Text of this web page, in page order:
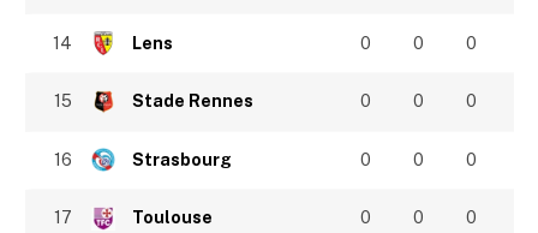
14 Lens 0 0 0
15 Stade Rennes 0 0 0
16 Strasbourg 0 0 0
17 Toulouse 0 0 0